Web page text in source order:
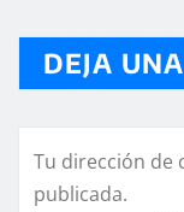
DEJA
Tu dirección de
publicada.